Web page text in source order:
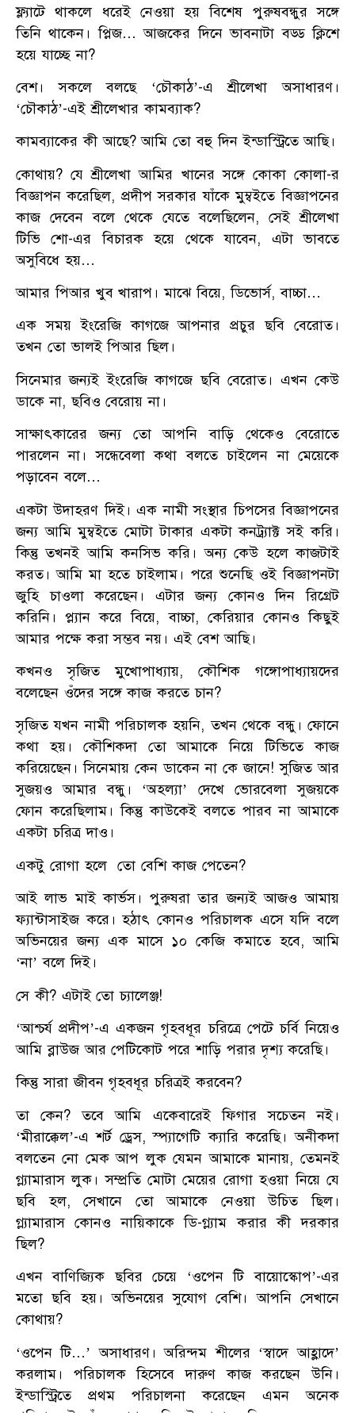
ফ্ল্যাটে থাকলে ধরেই নেওয়া হয় বিশেষ পুরুষবন্ধুর সঙ্গে
তিনি থাকেন। প্লিজ… আজকের দিনে ভাবনাটা বড্ড ক্লিশে
হয়ে যাচ্ছে না?
বেশ। সকলে বলছে ‘চৌকাঠ’-এ শ্রীলেখা অসাধারণ।
‘চৌকাঠ’-এই শ্রীলেখার কামব্যাক?
কামব্যাকের কী আছে? আমি তো বহু দিন ইন্ডাস্ট্রিতে আছি।
কোথায়? যে শ্রীলেখা আমির খানের সঙ্গে কোকা কোলা-র
বিজ্ঞাপন করেছিল, প্রদীপ সরকার যাঁকে মুম্বইতে বিজ্ঞাপনের
কাজ দেবেন বলে থেকে যেতে বলেছিলেন, সেই শ্রীলেখা
টিভি শো-এর বিচারক হয়ে থেকে যাবেন, এটা ভাবতে
অসুবিধে হয়…
আমার পিআর খুব খারাপ। মাঝে বিয়ে, ডিভোর্স, বাচ্চা…
এক সময় ইংরেজি কাগজে আপনার প্রচুর ছবি বেরোত।
তখন তো ভালই পিআর ছিল।
সিনেমার জন্যই ইংরেজি কাগজে ছবি বেরোত। এখন কেউ
ডাকে না, ছবিও বেরোয় না।
সাক্ষাৎকারের জন্য তো আপনি বাড়ি থেকেও বেরোতে
পারলেন না। সন্ধেবেলা কথা বলতে চাইলেন না মেয়েকে
পড়াবেন বলে…
একটা উদাহরণ দিই। এক নামী সংস্থার চিপসের বিজ্ঞাপনের
জন্য আমি মুম্বইতে মোটা টাকার একটা কনট্র্যাক্ট সই করি।
কিন্তু তখনই আমি কনসিভ করি। অন্য কেউ হলে কাজটাই
করত। আমি মা হতে চাইলাম। পরে শুনেছি ওই বিজ্ঞাপনটা
জুহি চাওলা করেছেন। এটার জন্য কোনও দিন রিগ্রেট
করিনি। প্ল্যান করে বিয়ে, বাচ্চা, কেরিয়ার কোনও কিছুই
আমার পক্ষে করা সম্ভব নয়। এই বেশ আছি।
কখনও সৃজিত মুখোপাধ্যায়, কৌশিক গঙ্গোপাধ্যায়দের
বলেছেন ওঁদের সঙ্গে কাজ করতে চান?
সৃজিত যখন নামী পরিচালক হয়নি, তখন থেকে বন্ধু। ফোনে
কথা হয়। কৌশিকদা তো আমাকে নিয়ে টিভিতে কাজ
করিয়েছেন। সিনেমায় কেন ডাকেন না কে জানে! সুজিত আর
সুজয়ও আমার বন্ধু। ‘অহল্যা’ দেখে ভোরবেলা সুজয়কে
ফোন করেছিলাম। কিন্তু কাউকেই বলতে পারব না আমাকে
একটা চরিত্র দাও।
একটু রোগা হলে তো বেশি কাজ পেতেন?
আই লাভ মাই কার্ভস। পুরুষরা তার জন্যই আজও আমায়
ফ্যান্টাসাইজ করে। হঠাৎ কোনও পরিচালক এসে যদি বলে
অভিনয়ের জন্য এক মাসে ১০ কেজি কমাতে হবে, আমি
‘না’ বলে দিই।
সে কী? এটাই তো চ্যালেঞ্জ!
‘আশ্চর্য প্রদীপ’-এ একজন গৃহবধূর চরিত্রে পেটে চর্বি নিয়েও
আমি ব্লাউজ আর পেটিকোট পরে শাড়ি পরার দৃশ্য করেছি।
কিন্তু সারা জীবন গৃহবধূর চরিত্রই করবেন?
তা কেন? তবে আমি একেবারেই ফিগার সচেতন নই।
‘মীরাক্কেল’-এ শর্ট ড্রেস, স্প্যাগেটি ক্যারি করেছি। অনীকদা
বলতেন নো মেক আপ লুক যেমন আমাকে মানায়, তেমনই
গ্ল্যামারাস লুক। সম্প্রতি মোটা মেয়ের রোগা হওয়া নিয়ে যে
ছবি হল, সেখানে তো আমাকে নেওয়া উচিত ছিল।
গ্ল্যামারাস কোনও নায়িকাকে ডি-গ্ল্যাম করার কী দরকার
ছিল?
এখন বাণিজ্যিক ছবির চেয়ে ‘ওপেন টি বায়োস্কোপ’-এর
মতো ছবি হয়। অভিনয়ের সুযোগ বেশি। আপনি সেখানে
কোথায়?
‘ওপেন টি…’ অসাধারণ। অরিন্দম শীলের ‘স্বাদে আহ্লাদে’
করলাম। পরিচালক হিসেবে দারুণ কাজ করছেন উনি।
ইন্ডাস্ট্রিতে প্রথম পরিচালনা করেছেন এমন অনেক